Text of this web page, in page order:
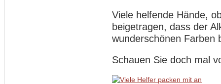
Viele helfende Hände,
beigetragen, dass der
wunderschönen Farben
Schauen Sie doch mal